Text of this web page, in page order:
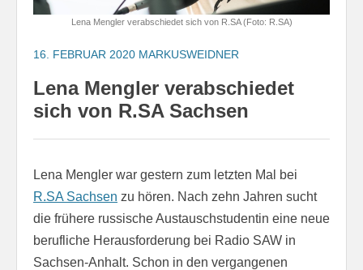
Lena Mengler verabschiedet sich von R.SA (Foto: R.SA)
16. FEBRUAR 2020 MARKUSWEIDNER
Lena Mengler verabschiedet
sich von R.SA Sachsen
Lena Mengler war gestern zum letzten Mal bei
R.SA Sachsen zu hören. Nach zehn Jahren sucht
die frühere russische Austauschstudentin eine neue
berufliche Herausforderung bei Radio SAW in
Sachsen-Anhalt. Schon in den vergangenen